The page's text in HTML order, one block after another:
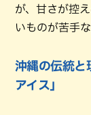
が、甘さが控
いものが苦手
沖縄の伝統と
アイス」